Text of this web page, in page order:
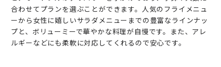
合わせてプランを選ぶことができます。人気のフライメニュ
ーから女性に嬉しいサラダメニューまでの豊富なラインナッ
プと、ボリューミーで華やかな料理が自慢です。また、アレ
ルギーなどにも柔軟に対応してくれるので安心です。